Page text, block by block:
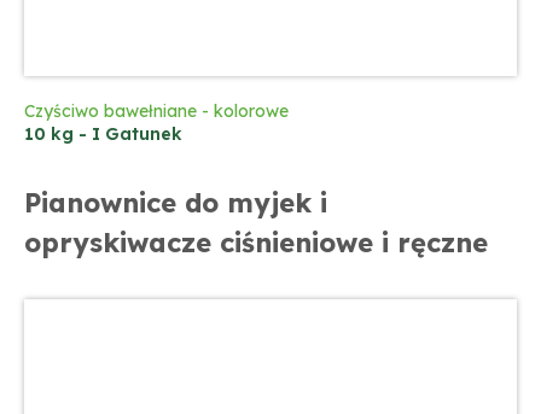
Czyściwo bawełniane - kolorowe
10 kg - I Gatunek
Pianownice do myjek i
opryskiwacze ciśnieniowe i ręczne